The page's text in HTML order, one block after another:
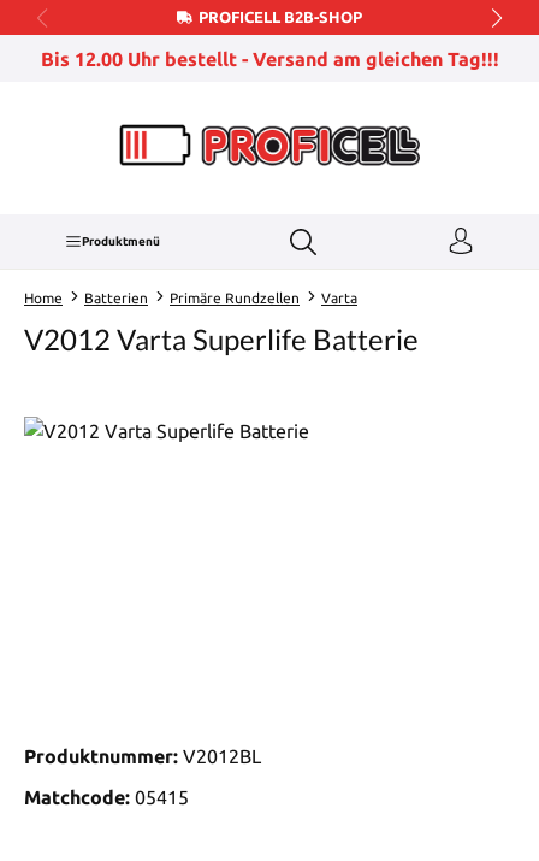
Zum Hauptinhalt springenPROFICELL B2B-SHOP
Bis 12.00 Uhr bestellt - Versand am gleichen Tag!!!
Produktmenü
Home Batterien Primäre Rundzellen Varta
V2012 Varta Superlife Batterie
Produktnummer: V2012BL
Matchcode: 05415